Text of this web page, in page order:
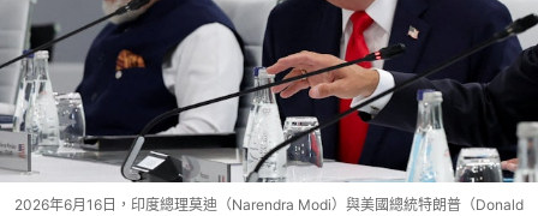
2026年6月16日，印度總理莫迪（Narendra Modi）與美國總統特朗普（Donald